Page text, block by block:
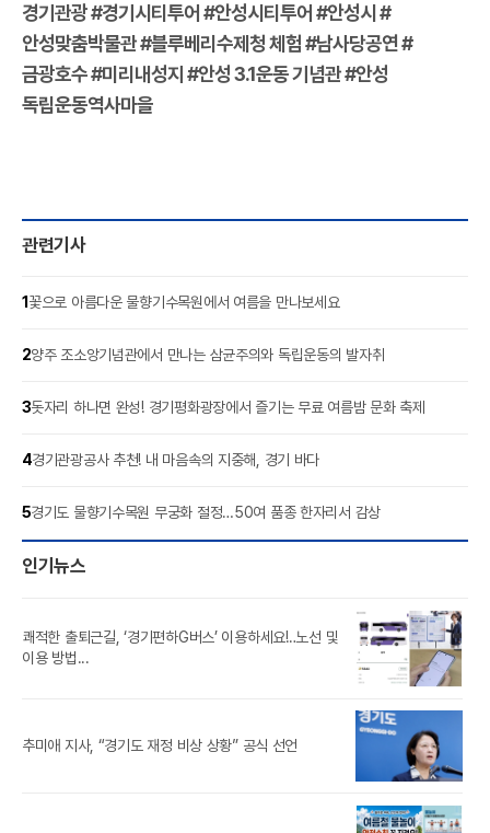
경기관광 #경기시티투어 #안성시티투어 #안성시 #
안성맞춤박물관 #블루베리수제청 체험 #남사당공연 #
금광호수 #미리내성지 #안성 3.1운동 기념관 #안성
독립운동역사마을
관련기사
1 꽃으로 아름다운 물향기수목원에서 여름을 만나보세요
2양주 조소앙기념관에서 만나는 삼균주의와 독립운동의 발자취
3돗자리 하나면 완성! 경기평화광장에서 즐기는 무료 여름밤 문화 축제
4경기관광공사 추천! 내 마음속의 지중해, 경기 바다
5경기도 물향기수목원 무궁화 절정…50여 품종 한자리서 감상
인기뉴스
쾌적한 출퇴근길, ‘경기편하G버스’ 이용하세요!‥노선 및
이용 방법...
추미애 지사, “경기도 재정 비상 상황” 공식 선언